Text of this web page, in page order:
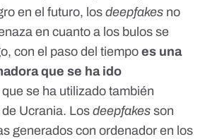
en el futuro, los deepfakes no
en cuanto a los bulos se
con el paso del tiempo es una
que se ha ido
que se ha utilizado también
Ucrania. Los deepfakes son
generados con ordenador en los